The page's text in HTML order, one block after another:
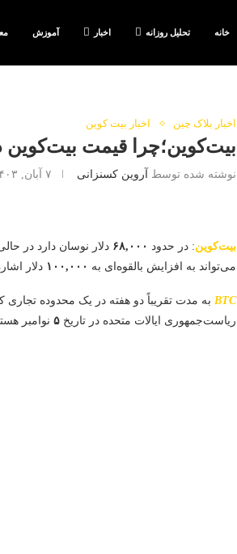
خانه تحلیل روزانه اخبار آموزش
اخبار بلاک چین اخبار بیت کوین
بیت‌کوین؛چرا قیمت بیت‌کوین
نوشته شده توسط آروین کسنزانی ۷ آبان, ۱۴۰۳
بیت‌کوین: در حدود ۶۸,۰۰۰ دلار نوسان دارد در
می‌تواند به افزایش بالقوه‌ای به ۱۰۰,۰۰۰ دلار
BTC به مدت تقریباً دو هفته در یک محدوده تجاری
ریاست‌جمهوری ایالات متحده در تاریخ۵ نوامبر